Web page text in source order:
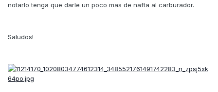
notarlo tenga que darle un poco mas de nafta al carburador.
Saludos!